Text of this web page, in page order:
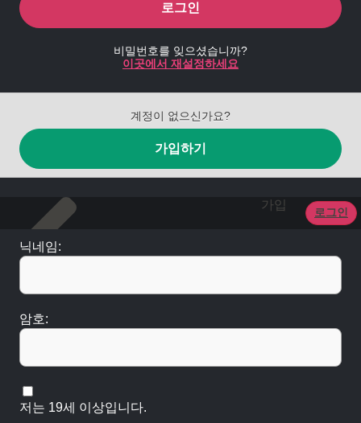
로그인
비밀번호를 잊으셨습니까?
이곳에서 재설정하세요
계정이 없으신가요?
가입하기
가입
로그인
닉네임:
암호:
저는 19세 이상입니다.